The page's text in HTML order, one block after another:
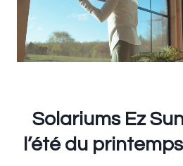
Solariums Ez
l’été du